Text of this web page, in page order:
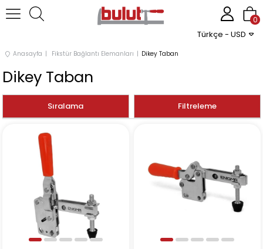
Türkçe - USD
0
Anasayfa Fikstür Bağlantı Elemanları Dikey Taban
Dikey Taban
Filtreleme
Sıralama